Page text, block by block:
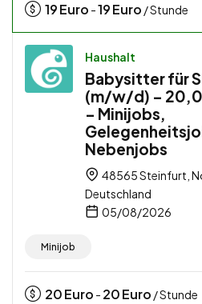
19Euro -19Euro / Stunde
Haushalt
Babysitter für
(m/w/d) –
– Minijobs,
Nebenjobs
48565 Steinfurt,
Deutschland
05/08/2026
Minijob
20Euro - 20Euro / Stunde